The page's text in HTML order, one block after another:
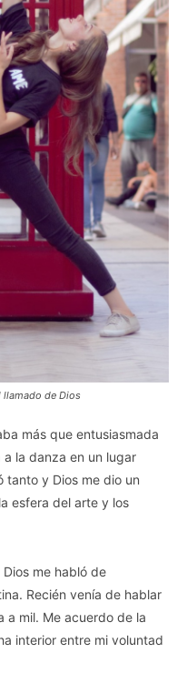
llamado de Dios
más que entusiasmada
la danza en un lugar
tanto y Dios me dio un
esfera del arte y los
me habló de
Recién venía de hablar
a mil. Me acuerdo de la
interior entre mi voluntad